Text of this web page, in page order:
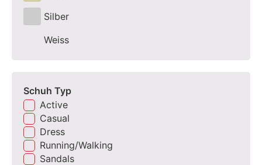
Silber
Weiss
Schuh Typ
Active
Casual
Dress
Running/Walking
Sandals